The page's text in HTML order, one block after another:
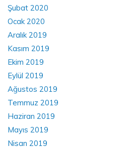
Şubat 2020
Ocak 2020
Aralık 2019
Kasım 2019
Ekim 2019
Eylül 2019
Ağustos 2019
Temmuz 2019
Haziran 2019
Mayıs 2019
Nisan 2019